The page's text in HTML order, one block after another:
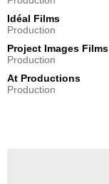
Idéal Films
Production
Project Images Films
Production
At Productions
Production